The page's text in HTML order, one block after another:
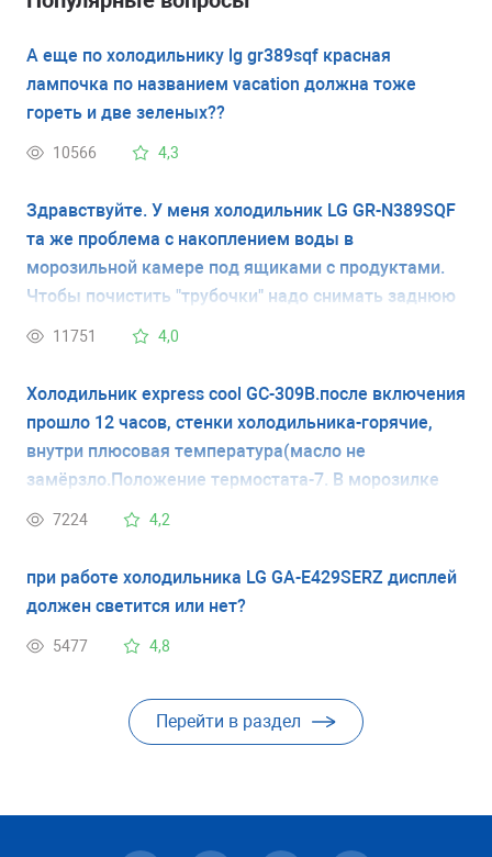
А еще по холодильнику lg gr389sqf красная
лампочка по названием vacation должна тоже
гореть и две зеленых??
10566 4,3
Здравствуйте. У меня холодильник LG GR-N389SQF
та же проблема с накоплением воды в
морозильной камере под ящиками с продуктами.
Чтобы почистить "трубочки" надо снимать заднюю
панель в морозильной камере? Если да то как?
11751 4,0
Холодильник express cool GC-309B.после включения
прошло 12 часов, стенки холодильника-горячие,
внутри плюсовая температура(масло не
замёрзло.Положение термостата-7. В морозилке
всё замерзло в кость.Откуда поступает холод в
7224 4,2
при работе холодильника LG GA-E429SERZ дисплей
должен светится или нет?
5477 4,8
Перейти в раздел